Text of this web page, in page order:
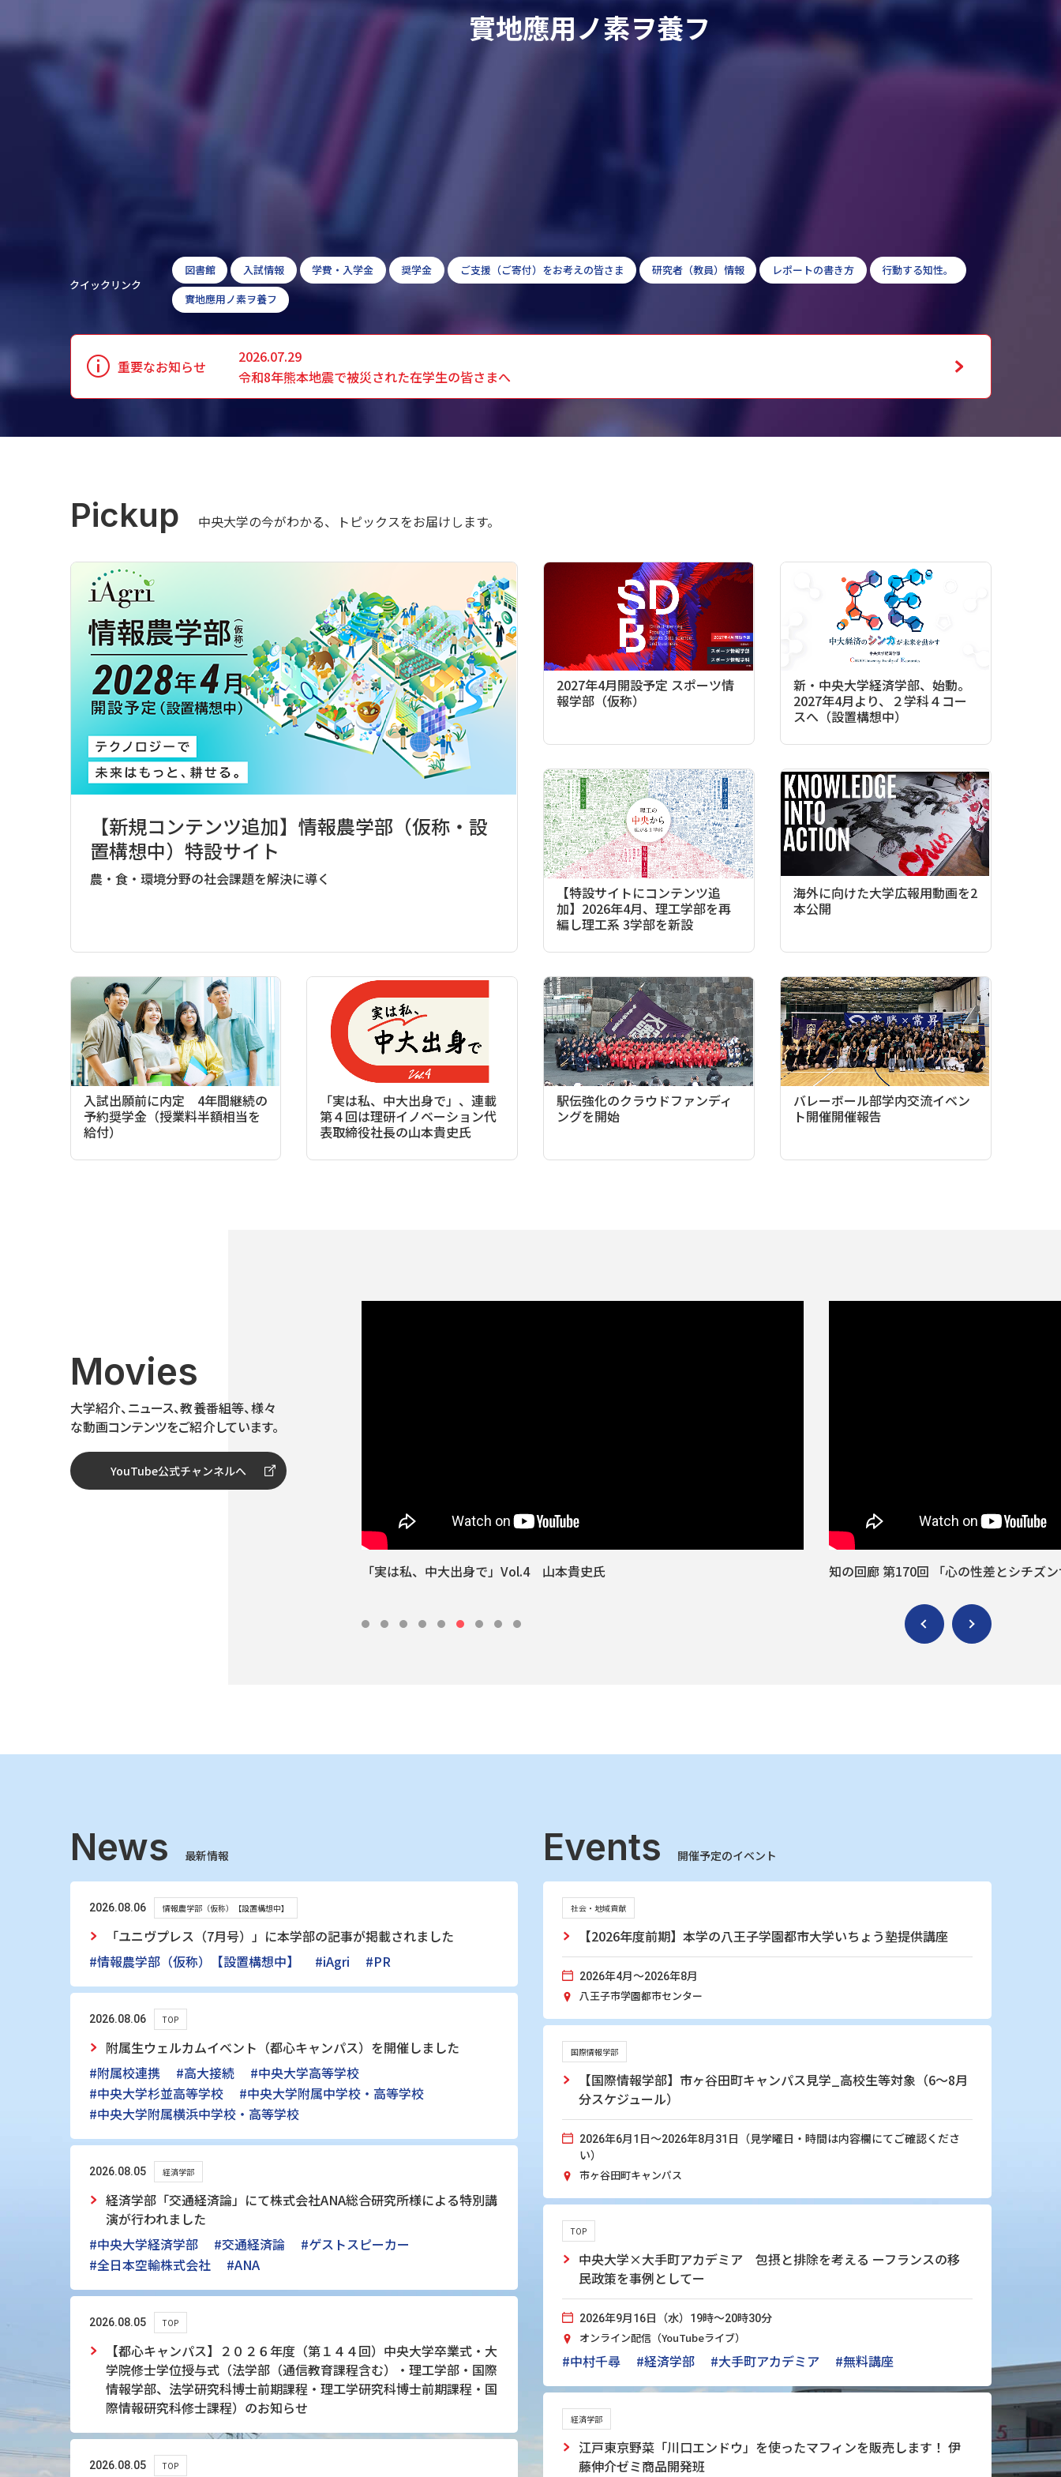
實地應用ノ素ヲ養フ
クイックリンク
図書館 入試情報 学費・入学金 奨学金 ご支援（ご寄付）をお考えの皆さま 研究者（教員）情報 レポートの書き方
行動する知性。
實地應用ノ素ヲ養フ
重要なお知らせ
2026.07.29
令和8年熊本地震で被災された在学生の皆さまへ
Pickup 中央大学の今がわかる、トピックスをお届けします。
【新規コンテンツ追加】情報農学部（仮称・設
置構想中）特設サイト
農・食・環境分野の社会課題を解決に導く
2027年4月開設予定 スポーツ情
報学部（仮称）
新・中央大学経済学部、始動。
2027年4月より、２学科４コー
スへ（設置構想中）
【特設サイトにコンテンツ追
加】2026年4月、理工学部を再
編し理工系 3学部を新設
海外に向けた大学広報用動画を2
本公開
入試出願前に内定 4年間継続の
予約奨学金（授業料半額相当を
給付）
「実は私、中大出身で」、連載
第４回は理研イノベーション代
表取締役社長の山本貴史氏
駅伝強化のクラウドファンディ
ングを開始
バレーボール部学内交流イベン
ト開催開催報告
Movies
大学紹介、ニュース、教養番組等、様々
な動画コンテンツをご紹介しています。
YouTube公式チャンネルへ
「実は私、中大出身で」Vol.4 山本貴史氏 知の回廊 第170回 「心の性差とシチズ
News 最新情報
2026.08.06 情報農学部（仮称）【設置構想中】
「ユニヴプレス（7月号）」に本学部の記事が掲載されました
#情報農学部（仮称）【設置構想中】
#iAgri #PR
2026.08.06 TOP
附属生ウェルカムイベント（都心キャンパス）を開催しました
#附属校連携
#高大接続
#中央大学高等学校
#中央大学杉並高等学校
#中央大学附属中学校・高等学校
#中央大学附属横浜中学校・高等学校
2026.08.05 経済学部
経済学部「交通経済論」にて株式会社ANA総合研究所様による特別講
演が行われました
#中央大学経済学部
#交通経済論
#ゲストスピーカー
#全日本空輸株式会社
#ANA
2026.08.05 TOP
【都心キャンパス】２０２６年度（第１４４回）中央大学卒業式・大
学院修士学位授与式（法学部（通信教育課程含む）・理工学部・国際
情報学部、法学研究科博士前期課程・理工学研究科博士前期課程・国
際情報研究科修士課程）のお知らせ
2026.08.05 TOP
Events 開催予定のイベント
社会・地域貢献
【2026年度前期】本学の八王子学園都市大学いちょう塾提供講座
2026年4月～2026年8月
八王子市学園都市センター
国際情報学部
【国際情報学部】市ヶ谷田町キャンパス見学_高校生等対象（6～8月
分スケジュール）
2026年6月1日～2026年8月31日（見学曜日・時間は内容欄にてご確認くださ
い）
市ヶ谷田町キャンパス
TOP
中央大学×大手町アカデミア 包摂と排除を考える ーフランスの移
民政策を事例としてー
2026年9月16日（水）19時～20時30分
オンライン配信（YouTubeライブ）
#中村千尋 #経済学部 #大手町アカデミア #無料講座
経済学部
江戸東京野菜「川口エンドウ」を使ったマフィンを販売します！ 伊
藤伸介ゼミ商品開発班